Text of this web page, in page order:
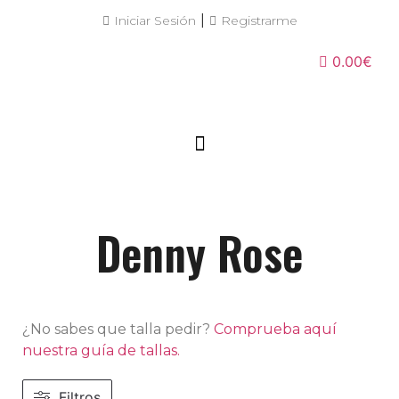
Iniciar Sesión Registrarme
0.00€
Denny Rose
¿No sabes que talla pedir? Comprueba aquí
nuestra guía de tallas.